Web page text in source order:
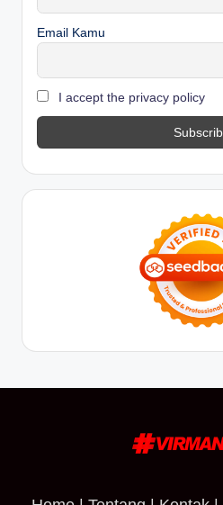
Email Kamu
I accept the privacy policy